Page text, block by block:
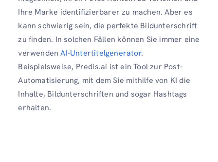
Ihre Marke identifizierbarer zu machen. Aber es
kann schwierig sein, die perfekte Bildunterschrift
zu finden. In solchen Fällen können Sie immer eine
verwenden AI-Untertitelgenerator.
Beispielsweise, Predis.ai ist ein Tool zur Post-
Automatisierung, mit dem Sie mithilfe von KI die
Inhalte, Bildunterschriften und sogar Hashtags
erhalten.